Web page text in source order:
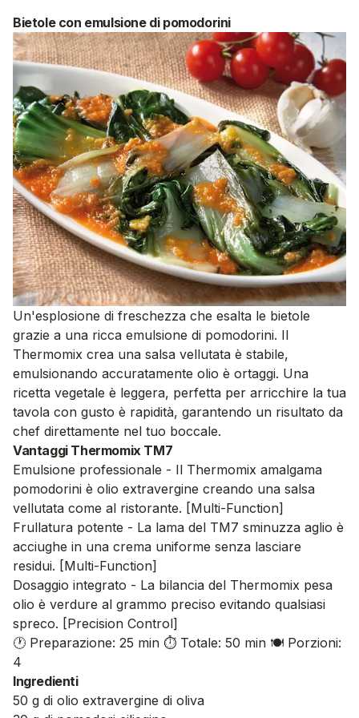
Bietole con emulsione di pomodorini
Un'esplosione di freschezza che esalta le bietole
grazie a una ricca emulsione di pomodorini. Il
Thermomix crea una salsa vellutata è stabile,
emulsionando accuratamente olio è ortaggi. Una
ricetta vegetale è leggera, perfetta per arricchire la tua
tavola con gusto è rapidità, garantendo un risultato da
chef direttamente nel tuo boccale.
Vantaggi Thermomix TM7
Emulsione professionale - Il Thermomix amalgama
pomodorini è olio extravergine creando una salsa
vellutata come al ristorante. [Multi-Function]
Frullatura potente - La lama del TM7 sminuzza aglio è
acciughe in una crema uniforme senza lasciare
residui. [Multi-Function]
Dosaggio integrato - La bilancia del Thermomix pesa
olio è verdure al grammo preciso evitando qualsiasi
spreco. [Precision Control]
🕐 Preparazione: 25 min ⏱️ Totale: 50 min 🍽️ Porzioni:
4
Ingredienti
50 g di olio extravergine di oliva